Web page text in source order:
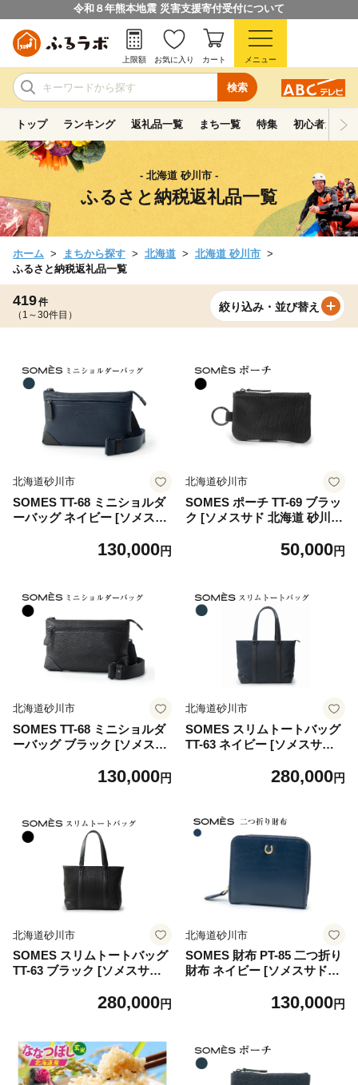
令和８年熊本地震 災害支援寄付受付について
検索
上限額 お気に入り カート メニュー
トップ ランキング 返礼品一覧 まち一覧 特集 初心者ガイド
- 北海道 砂川市 -
ふるさと納税返礼品一覧
ホーム まちから探す 北海道
北海道 砂川市
ふるさと納税返礼品一覧
419件
（1～30件目）
絞り込み・並び替え
北海道砂川市
SOMES TT-68 ミニショルダ
ーバッグ ネイビー [ソメスサ
9] バッグ ショルダーバッグ
めがけ レザー 革 紺 国産 日
本製 メンズ レディース ソメ
130,000円
北海道砂川市
SOMES ポーチ TT-69 ブラッ
ク [ソメスサド 北海道 砂川市
付き カラビナ レザー 革 黒
50,000円
北海道砂川市
SOMES TT-68 ミニショルダ
ーバッグ ブラック [ソメスサ
0] バッグ ショルダーバッグ
めがけ レザー 革 黒 国産 日
本製 メンズ レディース ソメ
130,000円
北海道砂川市
SOMES スリムトートバッグ
TT-63 ネイビー [ソメスサド
バッグ トートバッグ ファス
紺 国産 日本製 メンズ レディ
ース ソメス
280,000円
北海道砂川市
SOMES スリムトートバッグ
TT-63 ブラック [ソメスサド
バッグ トートバッグ ファス
黒 国産 日本製 メンズ レディ
ース ソメス
280,000円
北海道砂川市
SOMES 財布 PT-85 二つ折り
財布 ネイビー [ソメスサドル
メス メンズ レディース 二つ
レザー ウォレット 国産 日本
製 ブランド サイフ さいふ so
mes saddle
130,000円